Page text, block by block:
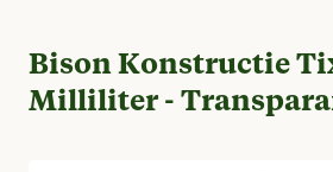
Bison Konstructie
Milliliter -